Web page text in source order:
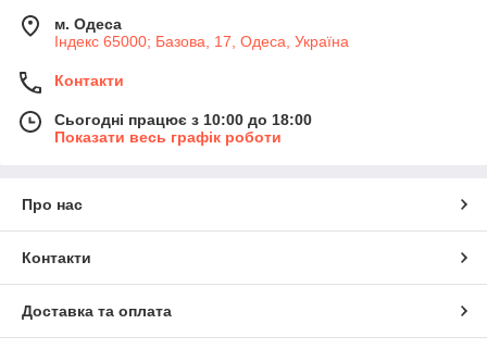
м. Одеса
Індекс 65000; Базова, 17, Одеса, Україна
Контакти
Сьогодні працює з 10:00 до 18:00
Показати весь графік роботи
Про нас
Контакти
Доставка та оплата